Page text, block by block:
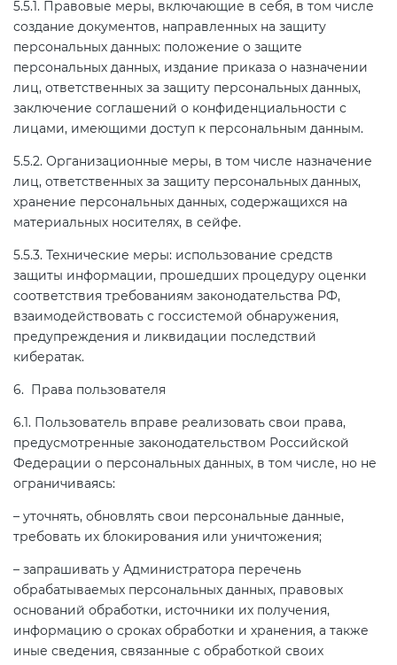
5.5.1. Правовые меры, включающие в себя, в том числе
создание документов, направленных на защиту
персональных данных: положение о защите
персональных данных, издание приказа о назначении
лиц, ответственных за защиту персональных данных,
заключение соглашений о конфиденциальности с
лицами, имеющими доступ к персональным данным.
5.5.2. Организационные меры, в том числе назначение
лиц, ответственных за защиту персональных данных,
хранение персональных данных, содержащихся на
материальных носителях, в сейфе.
5.5.3. Технические меры: использование средств
защиты информации, прошедших процедуру оценки
соответствия требованиям законодательства РФ,
взаимодействовать с госсистемой обнаружения,
предупреждения и ликвидации последствий
кибератак.
6. Права пользователя
6.1. Пользователь вправе реализовать свои права,
предусмотренные законодательством Российской
Федерации о персональных данных, в том числе, но не
ограничиваясь:
– уточнять, обновлять свои персональные данные,
требовать их блокирования или уничтожения;
– запрашивать у Администратора перечень
обрабатываемых персональных данных, правовых
оснований обработки, источники их получения,
информацию о сроках обработки и хранения, а также
иные сведения, связанные с обработкой своих